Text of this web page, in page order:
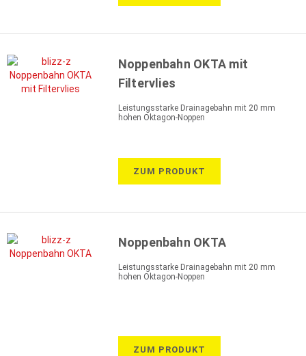
Noppenbahn OKTA mit
Filtervlies
Leistungsstarke Drainagebahn mit 20 mm
hohen Oktagon-Noppen
ZUM PRODUKT
Noppenbahn OKTA
Leistungsstarke Drainagebahn mit 20 mm
hohen Oktagon-Noppen
ZUM PRODUKT